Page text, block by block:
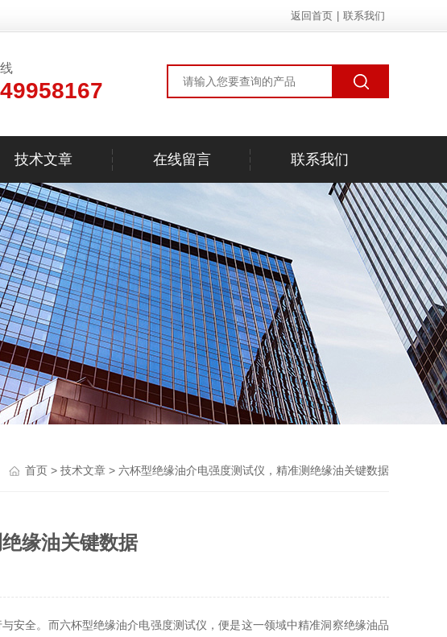
返回首页 联系我们
技术文章 在线留言 联系我们
首页 > 技术文章 > 六杯型绝缘油介电强度测试仪，精准测绝缘油关键数据
缘油关键数据
全。而六杯型绝缘油介电强度测试仪，便是这一领域中精准洞察绝缘油品